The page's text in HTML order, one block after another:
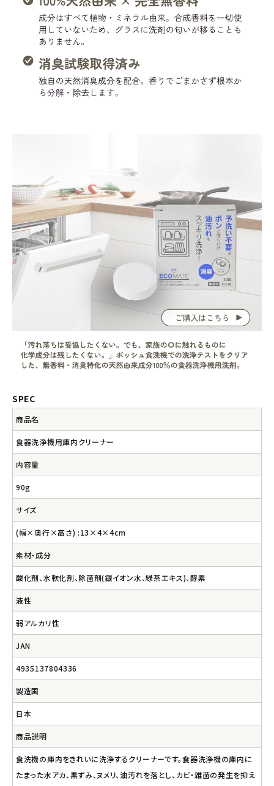
SPEC
商品名
食器洗浄機用庫内クリーナー
内容量
90g
サイズ
(幅×奥行×高さ) :13×4×4cm
素材・成分
酸化剤、水軟化剤、除菌剤(銀イオン水、緑茶エキス)、酵素
液性
弱アルカリ性
JAN
4935137804336
製造国
日本
商品説明
食洗機の庫内をきれいに洗浄するクリーナーです。食器洗浄機の庫内に
たまった水アカ、黒ずみ、ヌメリ、油汚れを落とし、カビ・雑菌の発生を抑え